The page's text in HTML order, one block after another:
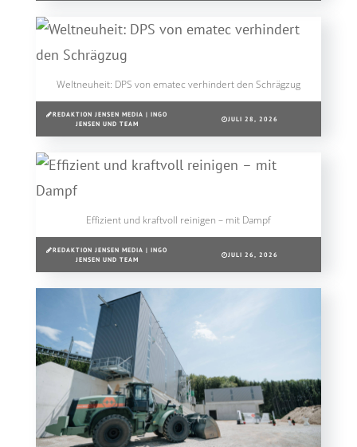
Weltneuheit: DPS von ematec verhindert den Schrägzug
REDAKTION JENSEN MEDIA | INGO
JENSEN UND TEAM
JULI 28, 2026
Effizient und kraftvoll reinigen – mit Dampf
REDAKTION JENSEN MEDIA | INGO
JENSEN UND TEAM
JULI 26, 2026